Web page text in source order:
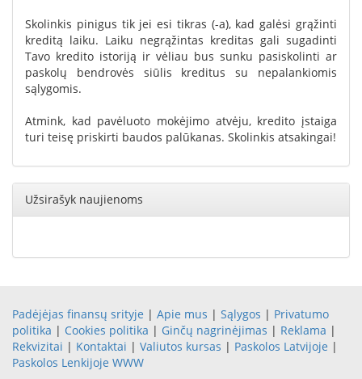
Skolinkis pinigus tik jei esi tikras (-a), kad galėsi grąžinti
kreditą laiku. Laiku negrąžintas kreditas gali sugadinti
Tavo kredito istoriją ir vėliau bus sunku pasiskolinti ar
paskolų bendrovės siūlis kreditus su nepalankiomis
sąlygomis.
Atmink, kad pavėluoto mokėjimo atvėju, kredito įstaiga
turi teisę priskirti baudos palūkanas. Skolinkis atsakingai!
Užsirašyk naujienoms
Padėjėjas finansų srityje | Apie mus | Sąlygos | Privatumo
politika | Cookies politika | Ginčų nagrinėjimas | Reklama |
Rekvizitai | Kontaktai | Valiutos kursas | Paskolos Latvijoje |
Paskolos Lenkijoje WWW